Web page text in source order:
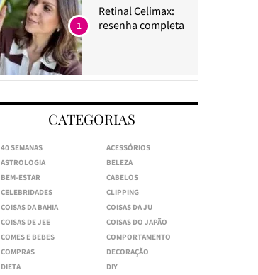
Retinal Celimax:
resenha completa
1
CATEGORIAS
40 SEMANAS
ACESSÓRIOS
ASTROLOGIA
BELEZA
BEM-ESTAR
CABELOS
CELEBRIDADES
CLIPPING
COISAS DA BAHIA
COISAS DA JU
COISAS DE JEE
COISAS DO JAPÃO
COMES E BEBES
COMPORTAMENTO
COMPRAS
DECORAÇÃO
DIETA
DIY